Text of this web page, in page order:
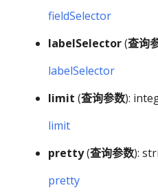
fieldSelector
labelSelector(查询
labelSelector
limit (查询参数):
limit
pretty(查询参数):
pretty